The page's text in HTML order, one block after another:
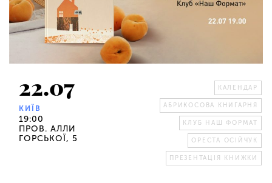
22.07
КИЇВ
19:00
ПРОВ. АЛЛИ
ГОРСЬКОЇ, 5
КАЛЕНДАР
АБРИКОСОВА КНИГАРНЯ
КЛУБ НАШ ФОРМАТ
ОРЕСТА ОСІЙЧУК
ПРЕЗЕНТАЦІЯ КНИЖКИ